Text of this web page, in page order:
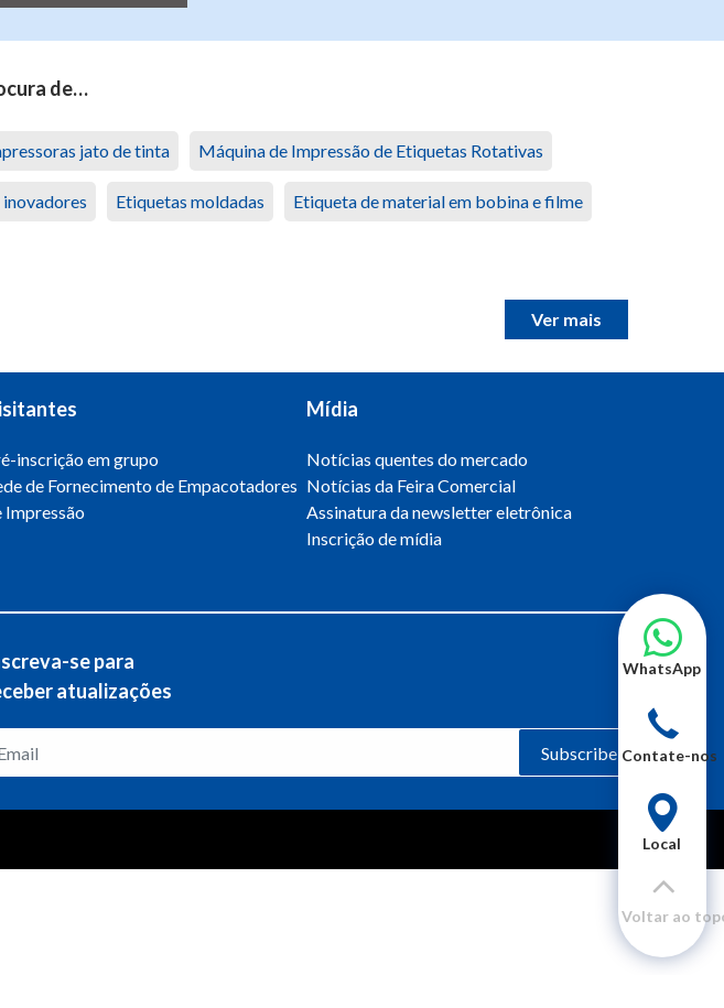
de…
jato de tinta Máquina de Impressão de Etiquetas Rotativas
Etiquetas moldadas Etiqueta de material em bobina e filme
Ver mais
inscrição em grupo
de Fornecimento de Empacotadores
Impressão
Mídia
Notícias quentes do mercado
Notícias da Feira Comercial
Assinatura da newsletter eletrônica
Inscrição de mídia
se para
atualizações
Subscribe
WhatsApp
Contate-nos
Local
Voltar ao